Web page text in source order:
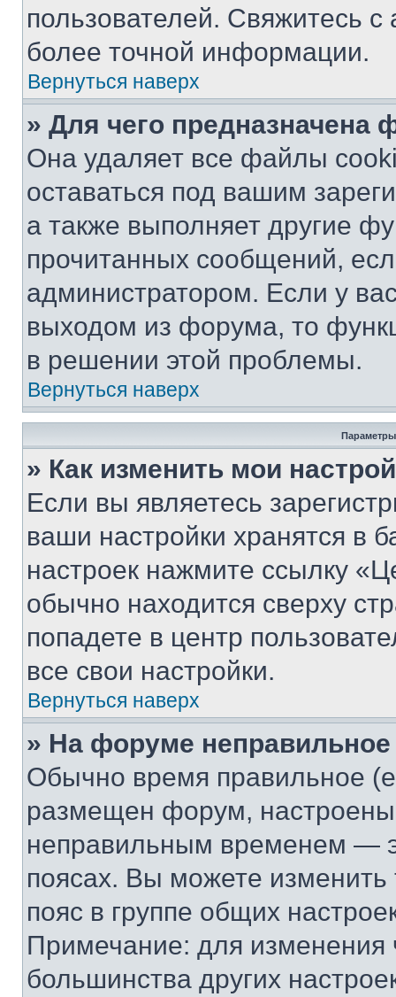
пользователей. Свяжитесь
более точной информации.
Вернуться наверх
» Для чего предназначена
Она удаляет все файлы
оставаться под вашим
а также выполняет другие
прочитанных сообщений,
администратором. Если у
выходом из форума, то
в решении этой проблемы.
Вернуться наверх
Параметры
» Как изменить мои
Если вы являетесь
ваши настройки хранятся в
настроек нажмите ссылку
обычно находится сверху
попадете в центр
все свои настройки.
Вернуться наверх
» На форуме
Обычно время правильное
размещен форум, настроены
неправильным временем —
поясах. Вы можете изменить
пояс в группе общих
Примечание: для изменения
большинства других